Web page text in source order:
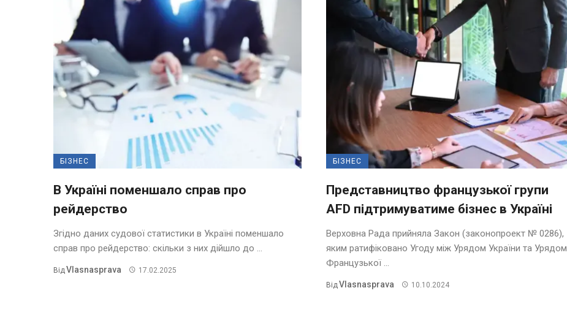
БІЗНЕС
В Україні поменшало справ про
рейдерство
Згідно даних судової статистики в Україні поменшало
справ про рейдерство: скільки з них дійшло до ...
Від Vlasnasprava 17.02.2025
БІЗНЕС
Представництво французької групи
AFD підтримуватиме бізнес в Україні
Верховна Рада прийняла Закон (законопроект № 0286),
яким ратифіковано Угоду між Урядом України та Урядом
Французької ...
Від Vlasnasprava 10.10.2024